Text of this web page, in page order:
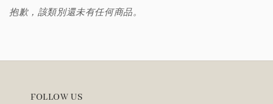
抱歉，該類別還未有任何商品。
FOLLOW US